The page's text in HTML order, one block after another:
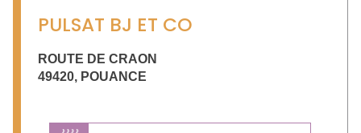
PULSAT BJ ET CO
ROUTE DE CRAON
49420, POUANCE